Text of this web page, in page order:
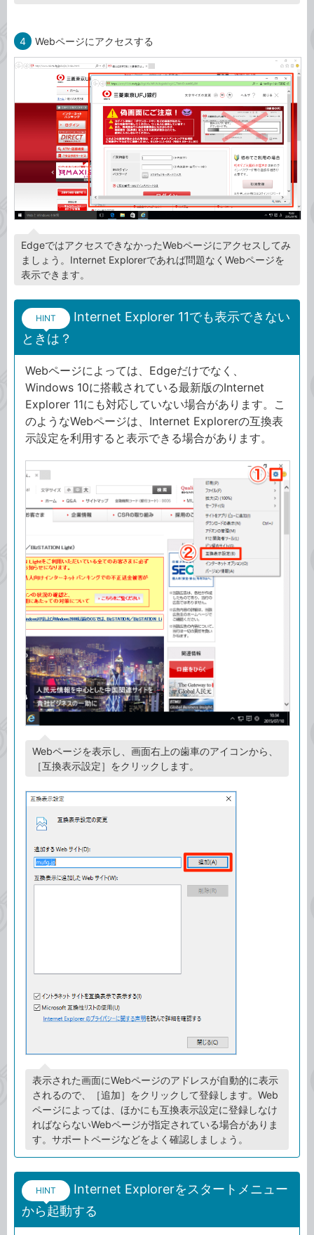
4 Webページにアクセスする
EdgeではアクセスできなかったWebページにアクセスしてみ
ましょう。Internet Explorerであれば問題なくWebページを
表示できます。
HINT
Internet Explorer 11でも表示できない
ときは？
Webページによっては、Edgeだけでなく、
Windows 10に搭載されている最新版のInternet
Explorer 11にも対応していない場合があります。こ
のようなWebページは、Internet Explorerの互換表
示設定を利用すると表示できる場合があります。
Webページを表示し、画面右上の歯車のアイコンから、
［互換表示設定］をクリックします。
表示された画面にWebページのアドレスが自動的に表示
されるので、［追加］をクリックして登録します。Web
ページによっては、ほかにも互換表示設定に登録しなけ
ればならないWebページが指定されている場合がありま
す。サポートページなどをよく確認しましょう。
HINT
Internet Explorerをスタートメニュー
から起動する